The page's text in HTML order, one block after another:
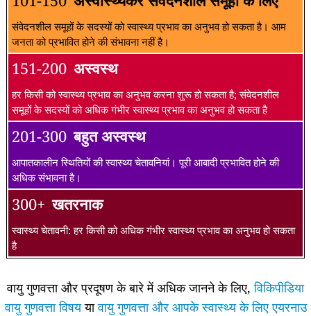
संवेदनशील समूहों के सदस्यों को स्वास्थ्य प्रभाव का अनुभव हो सकता है। आम
जनता को प्रभावित होने की संभावना नहीं है।
151-200 अस्वस्थ
हर किसी को स्वास्थ्य प्रभाव का अनुभव करना शुरू हो सकता है; संवेदनशील
समूहों के सदस्यों को अधिक गंभीर स्वास्थ्य प्रभाव का अनुभव हो सकता है
201-300 बहुत अस्वस्थ
आपातकालीन स्थितियों की स्वास्थ्य चेतावनियां। पूरी आबादी प्रभावित होने की
अधिक संभावना है।
300+ खतरनाक
स्वास्थ्य चेतावनी: हर किसी को अधिक गंभीर स्वास्थ्य प्रभाव का अनुभव हो सकता
है
वायु गुणवत्ता और प्रदूषण के बारे में अधिक जानने के लिए,विकिपीडिया
वायु गुणवत्ता विषययावायु गुणवत्ता और आपके स्वास्थ्य के लिए एयरनाउ